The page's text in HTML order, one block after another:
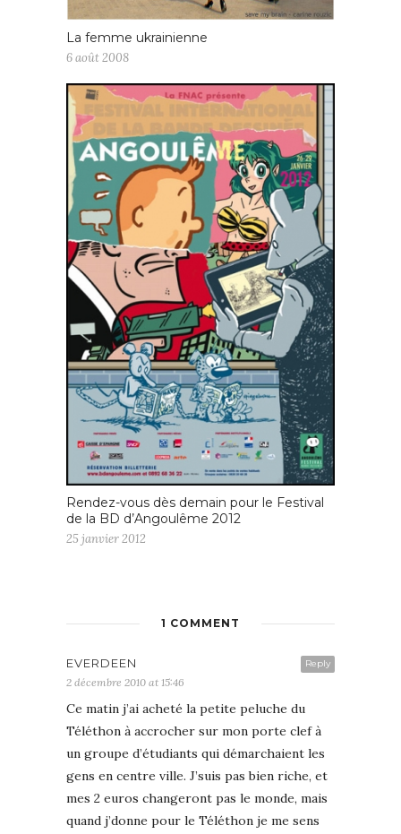
La femme ukrainienne
6 août 2008
Rendez-vous dès demain pour le Festival
de la BD d’Angoulême 2012
25 janvier 2012
1 COMMENT
Reply
EVERDEEN
2 décembre 2010 at 15:46
Ce matin j’ai acheté la petite peluche du
Téléthon à accrocher sur mon porte clef à
un groupe d’étudiants qui démarchaient les
gens en centre ville. J’suis pas bien riche, et
mes 2 euros changeront pas le monde, mais
quand j’donne pour le Téléthon je me sens